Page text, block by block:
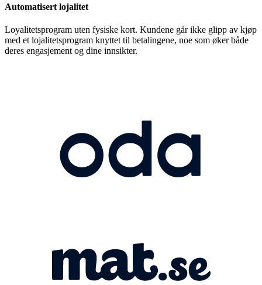
Automatisert lojalitet
Loyalitetsprogram uten fysiske kort. Kundene går ikke glipp av kjøp
med et lojalitetsprogram knyttet til betalingene, noe som øker både
deres engasjement og dine innsikter.